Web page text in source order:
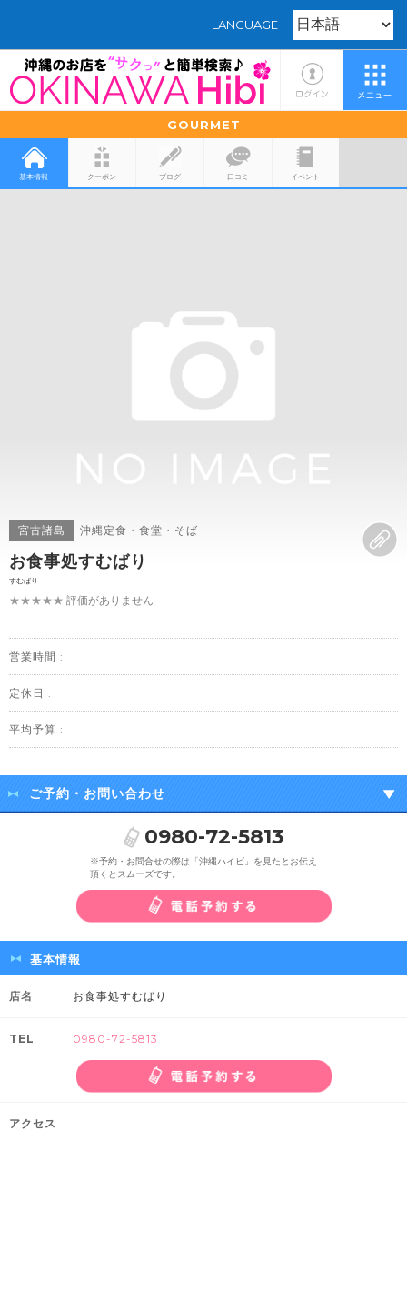
LANGUAGE
GOURMET
基本情報 クーポン ブログ 口コミ イベント
宮古諸島 沖縄定食・食堂・そば
お食事処すむばり
すむばり
★★★★★ 評価がありません
営業時間 :
定休日 :
平均予算 :
ご予約・お問い合わせ
0980-72-5813
※予約・お問合せの際は「沖縄ハイビ」を見たとお伝え
頂くとスムーズです。
基本情報
店名 お食事処すむばり
TEL 0980-72-5813
アクセス